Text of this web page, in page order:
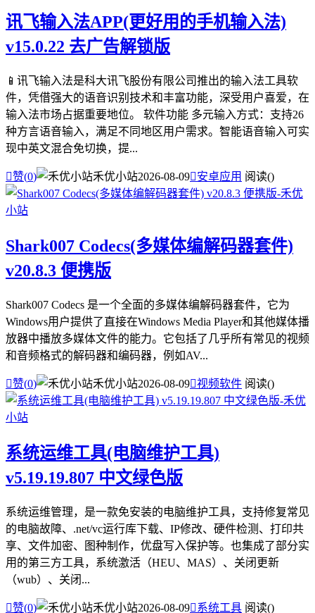
讯飞输入法APP(更好用的手机输入法)
v15.0.22 去广告解锁版
📱讯飞输入法是科大讯飞股份有限公司推出的输入法工具软
件，凭借强大的语音识别技术和丰富功能，深受用户喜爱，在
输入法市场占据重要地位。 软件功能 多元输入方式：支持26
种方言语音输入，满足不同地区用户需求。智能语音输入可实
现中英文混合免切换，提...
赞(0) 禾优小站2026-08-09安卓应用 阅读()
Shark007 Codecs(多媒体编解码器套件)
v20.8.3 便携版
Shark007 Codecs 是一个全面的多媒体编解码器套件，它为
Windows用户提供了直接在Windows Media Player和其他媒体播
放器中播放多媒体文件的能力。它包括了几乎所有常见的视频
和音频格式的解码器和编码器，例如AV...
赞(0) 禾优小站2026-08-09视频软件 阅读()
系统运维工具(电脑维护工具)
v5.19.19.807 中文绿色版
系统运维管理，是一款免安装的电脑维护工具，支持修复常见
的电脑故障、.net/vc运行库下载、IP修改、硬件检测、打印共
享、文件加密、图种制作，优盘写入保护等。也集成了部分实
用的第三方工具，系统激活（HEU、MAS）、关闭更新
（wub）、关闭...
赞(0) 禾优小站2026-08-09系统工具 阅读()